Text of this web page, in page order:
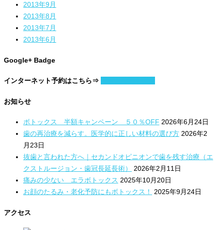
2013年9月
2013年8月
2013年7月
2013年6月
Google+ Badge
インターネット予約はこちら⇒
お知らせ
ボトックス 半額キャンペーン ５０％OFF 2026年6月24日
歯の再治療を減らす。医学的に正しい材料の選び方 2026年2
月23日
抜歯と言われた方へ｜セカンドオピニオンで歯を残す治療（エ
クストルージョン・歯冠長延長術）
2026年2月11日
痛みの少ない エラボトックス 2025年10月20日
お顔のたるみ・老化予防にもボトックス！
2025年9月24日
アクセス